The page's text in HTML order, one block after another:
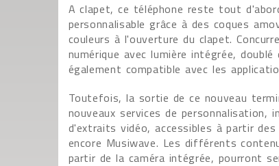
A clapet, ce téléphone reste tout
personnalisable grâce à des coques
couleurs à l'ouverture du clapet.
numérique avec lumière intégrée,
également compatible avec les
Toutefois, la sortie de ce nouveau
nouveaux services de
d'extraits vidéo, accessibles à partir
encore Musiwave. Les différents
partir de la caméra intégrée, pourront